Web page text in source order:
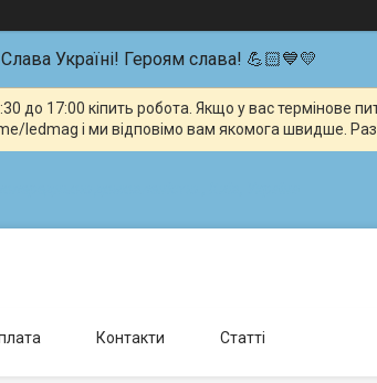
Україні! Героям слава! 💪🏻💙💛
до 17:00 кіпить робота. Якщо у вас термінове
ledmag і ми відповімо вам якомога швидше.
Контакти Статті